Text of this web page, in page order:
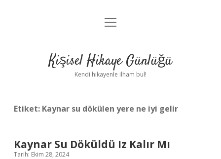
Anasayfa
Yasal Uyarı
menüyü
Kişisel Hikaye Günlüğü
Kendi hikayenle ilham bul!
Etiket: Kaynar su dökülen yere ne iyi gelir
Kaynar Su Döküldü Iz Kalır Mı
Tarih: Ekim 28, 2024